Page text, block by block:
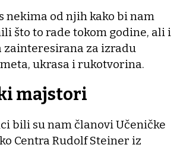
nekima od njih kako bi nam
što to rade tokom godine, ali i
zainteresirana za izradu
ukrasa i rukotvorina.
majstori
bili su nam članovi Učeničke
Centra Rudolf Steiner iz